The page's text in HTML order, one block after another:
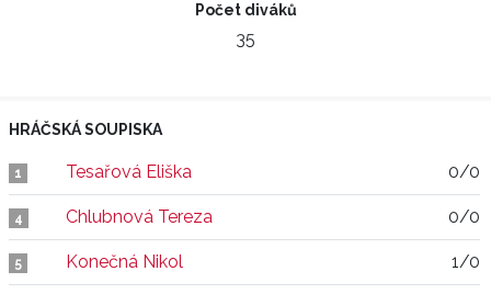
Počet diváků
35
HRÁČSKÁ SOUPISKA
1 Tesařová Eliška 0/0
4 Chlubnová Tereza 0/0
5 Konečná Nikol 1/0